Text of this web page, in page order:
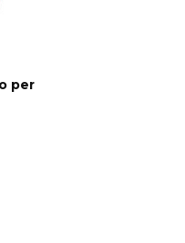
per